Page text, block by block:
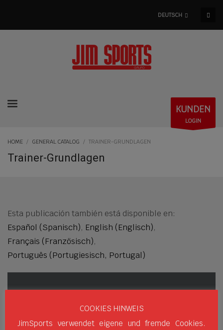
DEUTSCH
KUNDEN
LOGIN
HOME GENERAL CATALOG TRAINER-GRUNDLAGEN
Trainer-Grundlagen
Esta publicación también está disponible en:
Español (Spanisch) English (Englisch)
Français (Französisch)
Português (Portugiesisch, Portugal)
COOKIES HINWEIS
JimSports verwendet eigene und fremde Cookies.